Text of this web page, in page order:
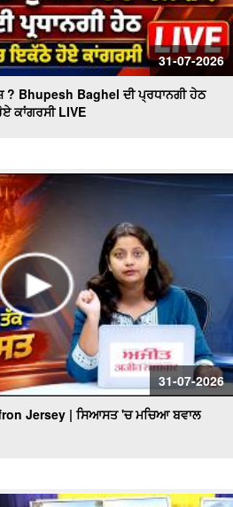
31-07-2026
? Bhupesh Baghel ਦੀ ਪ੍ਰਧਾਨਗੀ ਹੇਠ
ਕਾਂਗਰਸੀ LIVE
31-07-2026
Jersey | ਸਿਆਸਤ 'ਚ ਮਚਿਆ ਬਵਾਲ